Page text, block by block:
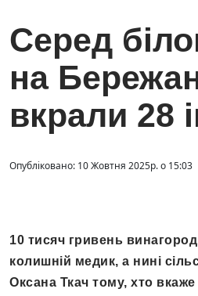
Серед
на
вкрали 28
Опубліковано: 10 Жовтня 2025р. о 15:03
10 тисяч гривень
колишній медик, а нині
Оксана Ткач тому, хто